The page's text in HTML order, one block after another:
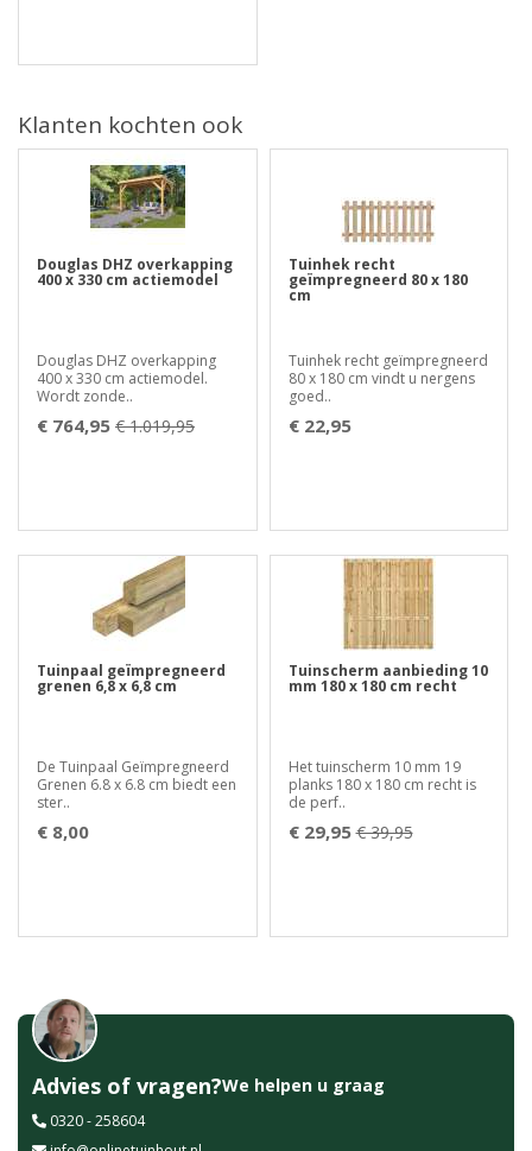
Klanten kochten ook
Douglas DHZ overkapping
400 x 330 cm actiemodel
Douglas DHZ overkapping
400 x 330 cm actiemodel.
Wordt zonde..
€ 764,95 € 1.019,95
Tuinhek recht
geïmpregneerd 80 x 180
cm
Tuinhek recht geïmpregneerd
80 x 180 cm vindt u nergens
goed..
€ 22,95
Tuinpaal geïmpregneerd
grenen 6,8 x 6,8 cm
De Tuinpaal Geïmpregneerd
Grenen 6.8 x 6.8 cm biedt een
ster..
€ 8,00
Tuinscherm aanbieding 10
mm 180 x 180 cm recht
Het tuinscherm 10 mm 19
planks 180 x 180 cm recht is
de perf..
€ 29,95 € 39,95
Advies of vragen?We helpen u graag
0320 - 258604